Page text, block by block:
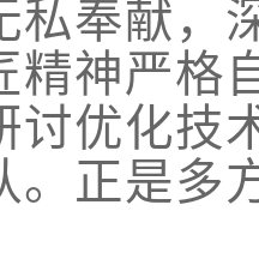
私奉献，
精神严格
讨优化技
。正是多